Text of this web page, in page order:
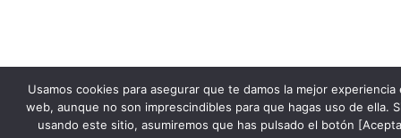
Usamos cookies para asegurar que te damos la mejor experiencia
web, aunque no son imprescindibles para que hagas uso de ella.
usando este sitio, asumiremos que has pulsado el botón